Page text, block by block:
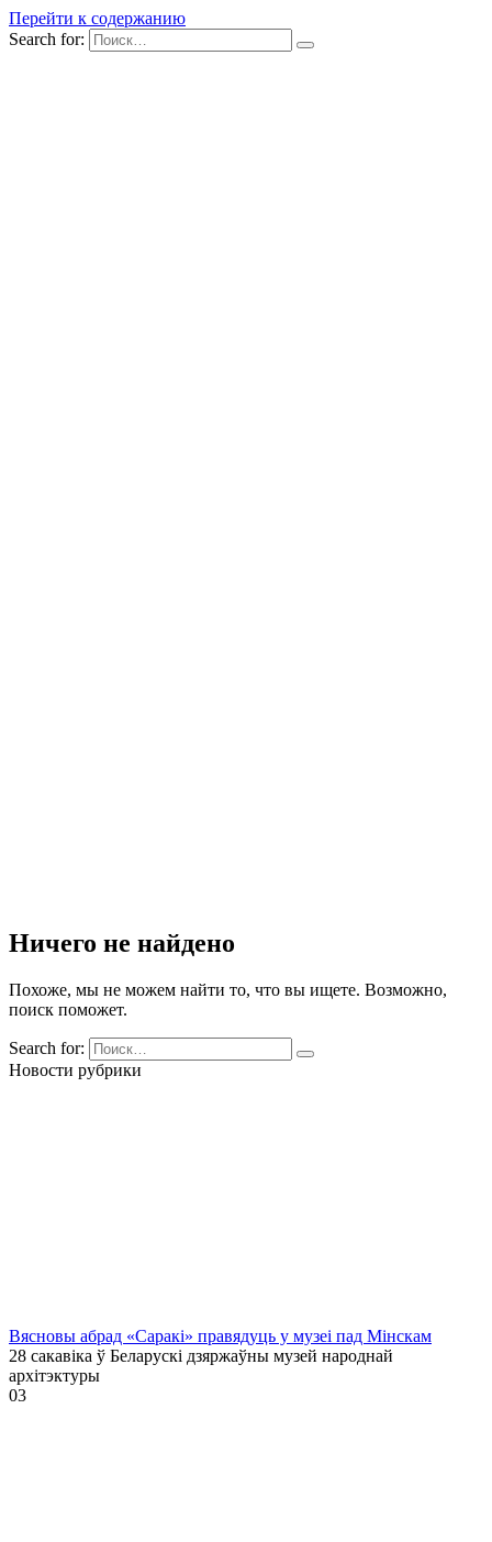
Перейти к содержанию
Search for:
Ничего не найдено
Похоже, мы не можем найти то, что вы ищете. Возможно,
поиск поможет.
Search for:
Новости рубрики
Вясновы абрад «Саракі» правядуць у музеі пад Мінскам
28 сакавіка ў Беларускі дзяржаўны музей народнай
архітэктуры
03